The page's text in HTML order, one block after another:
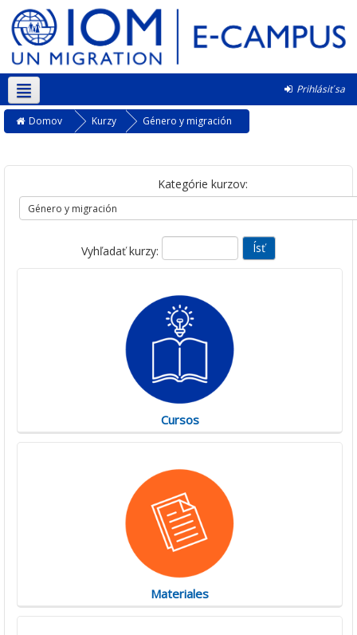
Prihlásiť sa
Slovenčina ‎(sk)‎
Domov Kurzy Género y migración
Kategórie kurzov:
Vyhľadať kurzy:
Cursos
Materiales